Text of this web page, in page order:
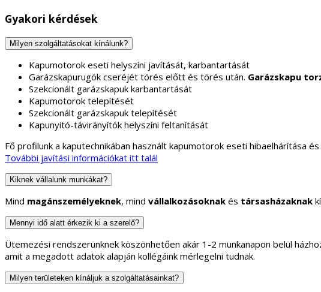
Gyakori kérdések
Milyen szolgáltatásokat kínálunk?
Kapumotorok eseti helyszíni javítását, karbantartását
Garázskapurugók cseréjét törés előtt és törés után. Garázskapu
Szekcionált garázskapuk karbantartását
Kapumotorok telepítését
Szekcionált garázskapuk telepítését
Kapunyitó-távirányítók helyszíni feltanítását
Fő profilunk a kaputechnikában használt kapumotorok eseti hibaelhárítása
További javítási információkat itt talál
Kiknek vállalunk munkákat?
Mind magánszemélyeknek, mind vállalkozásoknak és társasházaknak
Mennyi idő alatt érkezik ki a szerelő?
Ütemezési rendszerünknek köszönhetően akár 1-2 munkanapon belül
amit a megadott adatok alapján kollégáink mérlegelni tudnak.
Milyen területeken kínáljuk a szolgáltatásainkat?